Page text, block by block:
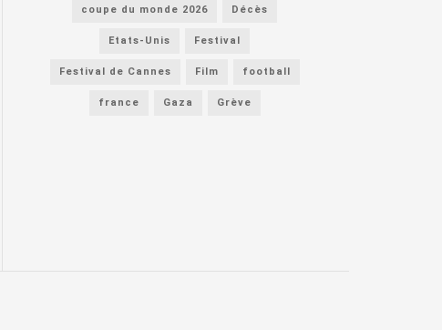
coupe du monde 2026 Décès
Etats-Unis Festival
Festival de Cannes Film football
france Gaza Grève